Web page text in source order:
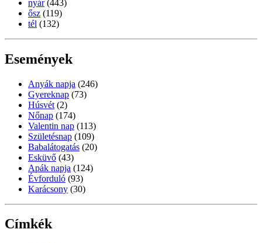
nyár (443)
ősz (119)
tél (132)
Események
Anyák napja (246)
Gyereknap (73)
Húsvét (2)
Nőnap (174)
Valentin nap (113)
Születésnap (109)
Babalátogatás (20)
Esküvő (43)
Apák napja (124)
Évforduló (93)
Karácsony (30)
Címkék